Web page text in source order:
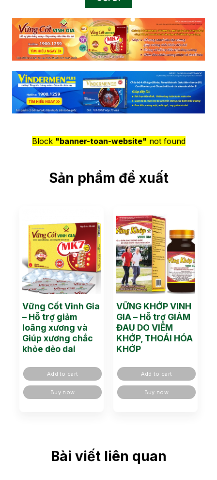
Block "banner-toan-website" not found
Sản phẩm đề xuất
Vững Cốt Vinh Gia
– Hỗ trợ giảm
loãng xương và
Giúp xương chắc
khỏe dẻo dai
Add to cart
Buy now
VỮNG KHỚP VINH
GIA – Hỗ trợ GIẢM
ĐAU DO VIÊM
KHỚP, THOÁI HÓA
KHỚP
Add to cart
Buy now
Bài viết liên quan